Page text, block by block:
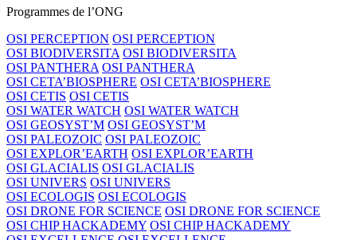
Programmes de l’ONG
OSI PERCEPTION OSI PERCEPTION
OSI BIODIVERSITA OSI BIODIVERSITA
OSI PANTHERA OSI PANTHERA
OSI CETA’BIOSPHERE OSI CETA’BIOSPHERE
OSI CETIS OSI CETIS
OSI WATER WATCH OSI WATER WATCH
OSI GEOSYST’M OSI GEOSYST’M
OSI PALEOZOIC OSI PALEOZOIC
OSI EXPLOR’EARTH OSI EXPLOR’EARTH
OSI GLACIALIS OSI GLACIALIS
OSI UNIVERS OSI UNIVERS
OSI ECOLOGIS OSI ECOLOGIS
OSI DRONE FOR SCIENCE OSI DRONE FOR SCIENCE
OSI CHIP HACKADEMY OSI CHIP HACKADEMY